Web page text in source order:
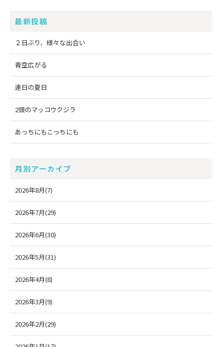
最新投稿
２日ぶり、様々な出会い
青空広がる
連日の夏日
2頭のマッコウクジラ
あっちにもこっちにも
月別アーカイブ
2026年8月(7)
2026年7月(29)
2026年6月(30)
2026年5月(31)
2026年4月(8)
2026年3月(9)
2026年2月(29)